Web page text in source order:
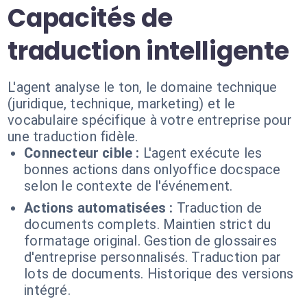
Capacités de
traduction intelligente
L'agent analyse le ton, le domaine technique
(juridique, technique, marketing) et le
vocabulaire spécifique à votre entreprise pour
une traduction fidèle.
Connecteur cible : L'agent exécute les
bonnes actions dans onlyoffice docspace
selon le contexte de l'événement.
Actions automatisées : Traduction de
documents complets. Maintien strict du
formatage original. Gestion de glossaires
d'entreprise personnalisés. Traduction par
lots de documents. Historique des versions
intégré.